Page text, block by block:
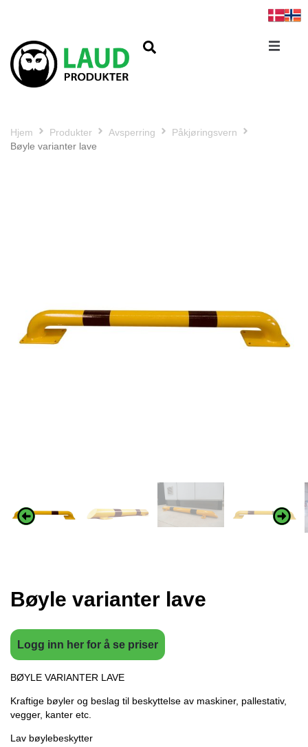
Hjem Produkter Avsperring
Påkjøringsvern
Bøyle varianter lave
Bøyle varianter lave
Logg inn her for å se priser
BØYLE VARIANTER LAVE
Kraftige bøyler og beslag til beskyttelse av maskiner, pallestativ,
vegger, kanter etc.
Lav bøylebeskytter